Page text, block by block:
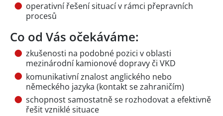
operativní řešení situací v rámci přepravních
procesů
Co od Vás očekáváme:
zkušenosti na podobné pozici v oblasti
mezinárodní kamionové dopravy či VKD
komunikativní znalost anglického nebo
německého jazyka (kontakt se zahraničím)
schopnost samostatně se rozhodovat a efektivně
řešit vzniklé situace